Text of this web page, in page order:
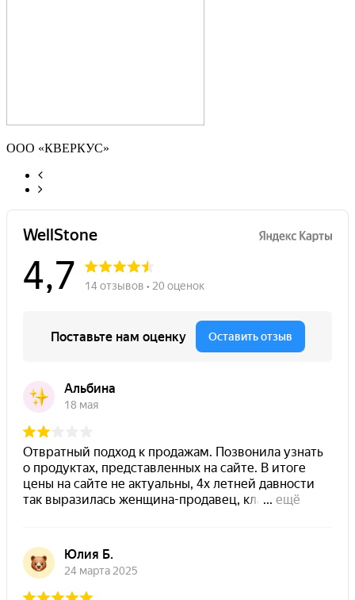
ООО «КВЕРКУС»